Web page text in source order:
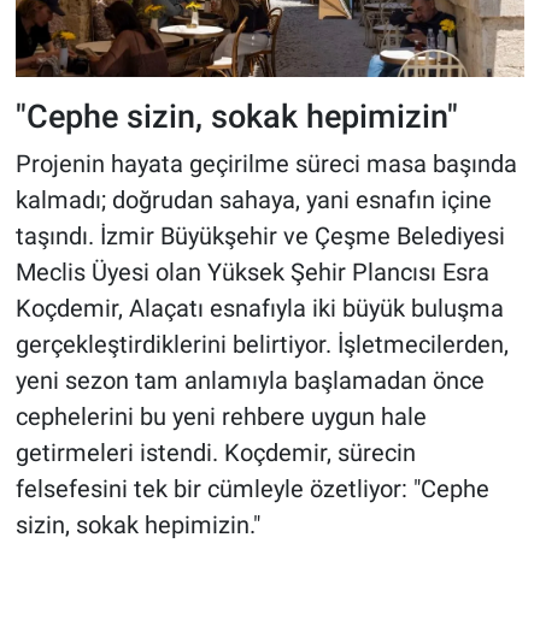
"Cephe sizin, sokak hepimizin"
Projenin hayata geçirilme süreci masa başında
kalmadı; doğrudan sahaya, yani esnafın içine
taşındı. İzmir Büyükşehir ve Çeşme Belediyesi
Meclis Üyesi olan Yüksek Şehir Plancısı Esra
Koçdemir, Alaçatı esnafıyla iki büyük buluşma
gerçekleştirdiklerini belirtiyor. İşletmecilerden,
yeni sezon tam anlamıyla başlamadan önce
cephelerini bu yeni rehbere uygun hale
getirmeleri istendi. Koçdemir, sürecin
felsefesini tek bir cümleyle özetliyor: "Cephe
sizin, sokak hepimizin."